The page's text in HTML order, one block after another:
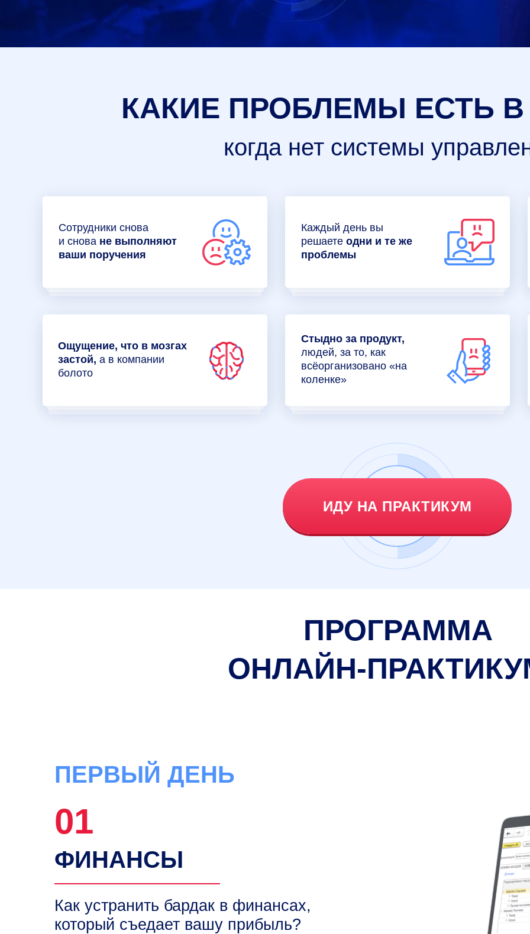
КАКИЕ ПРОБЛЕМЫ ЕСТЬ
когда нет системы
Сотрудники снова
и снова не выполняют
ваши поручения
Каждый день вы
решаете одни и те же
проблемы
Ощущение, что в мозгах
застой, а в компании
болото
ИДУ НА ПРАКТИКУМ
Стыдно за продукт,
людей, за то, как
всёорганизовано «на
коленке»
ПРОГРАММА
ОНЛАЙН-
01
ФИНАНСЫ
Как устранить бардак в финансах,
который съедает вашу прибыль?
ПЕРВЫЙ ДЕНЬ